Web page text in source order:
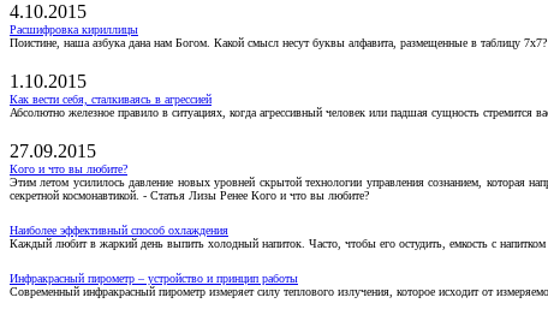
4.10.2015
Расшифровка кириллицы
Поистине, наша азбука дана нам Богом. Какой смысл несут буквы алфавита, размещенные в таблицу 7х7?
1.10.2015
Как вести себя, сталкиваясь в агрессией
Абсолютно железное правило в ситуациях, когда агрессивный человек или падшая сущность стремится
27.09.2015
Кого и что вы любите?
Этим летом усилилось давление новых уровней скрытой технологии управления сознанием, которая
секретной космонавтикой. - Статья Лизы Ренее Кого и что вы любите?
Наиболее эффективный способ охлаждения
Каждый любит в жаркий день выпить холодный напиток. Часто, чтобы его остудить, емкость с
Инфракрасный пирометр – устройство и принцип работы
Современный инфракрасный пирометр измеряет силу теплового излучения, которое исходит от